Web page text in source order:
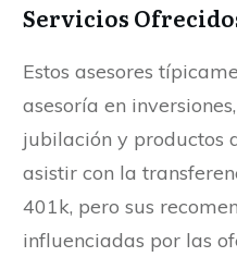
Servicios
Estos asesores
asesoría en
jubilación y productos
asistir con la
401k, pero sus
influenciadas por las